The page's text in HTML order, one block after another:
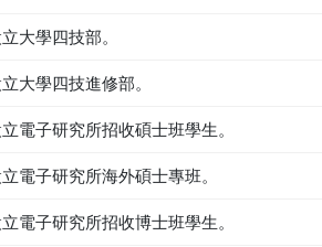
大學四技部。
大學四技進修部。
電子研究所招收碩士班學生。
電子研究所海外碩士專班。
電子研究所招收博士班學生。